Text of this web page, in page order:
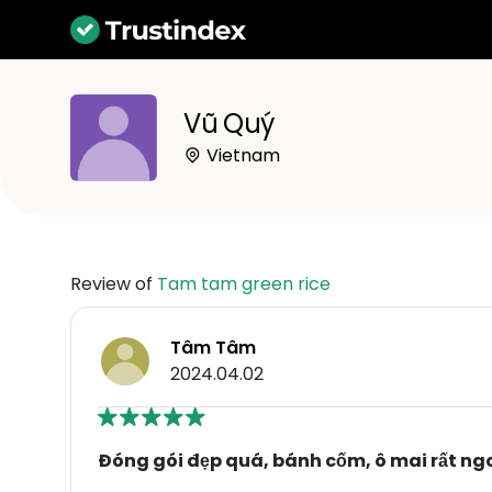
Vũ Quý
Vietnam
Review of Tam tam green rice
Tâm Tâm
2024.04.02
Đóng gói đẹp quá, bánh cốm, ô mai rất